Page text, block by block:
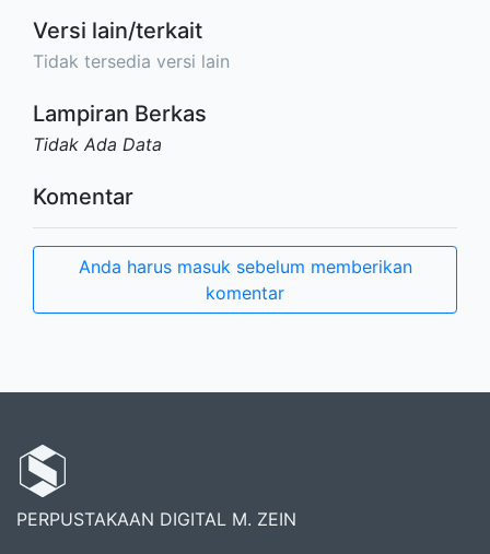
Versi lain/terkait
Tidak tersedia versi lain
Lampiran Berkas
Tidak Ada Data
Komentar
Anda harus masuk sebelum memberikan
komentar
PERPUSTAKAAN DIGITAL M. ZEIN